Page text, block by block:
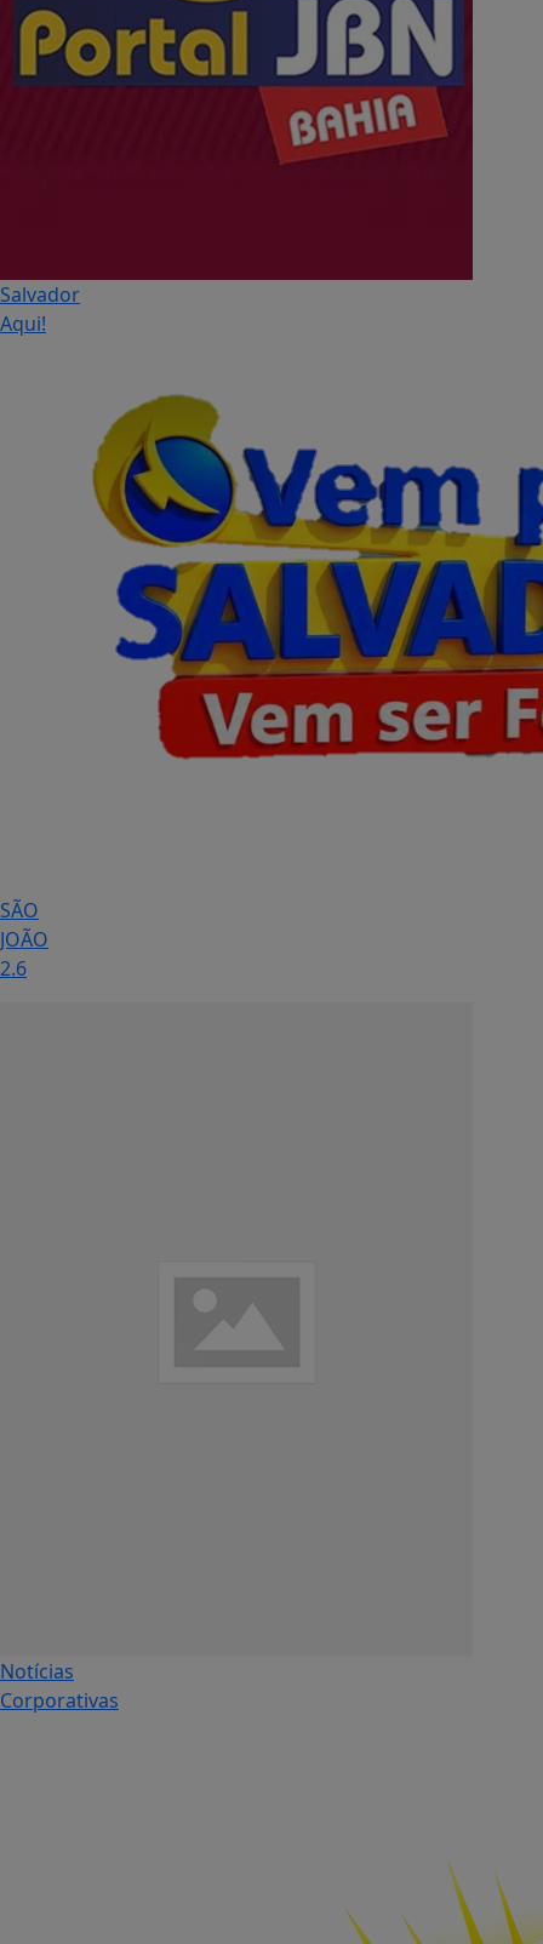
Salvador
Aqui!
SÃO
JOÃO
2.6
Notícias
Corporativas